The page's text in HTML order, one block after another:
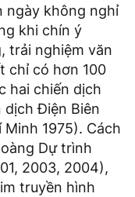
ngày không nghỉ
khi chín ý
trải nghiệm văn
chỉ có hơn 100
hai chiến dịch
dịch Điện Biên
Minh 1975). Cách
Dự trình
2003, 2004),
truyền hình